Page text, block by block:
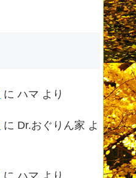
に ハマ より
に Dr.おぐりん家 よ
に ハマ より